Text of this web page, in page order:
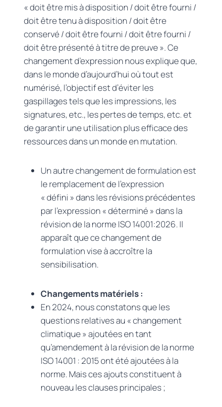
« doit être mis à disposition / doit être fourni /
doit être tenu à disposition / doit être
conservé / doit être fourni / doit être fourni /
doit être présenté à titre de preuve ». Ce
changement d’expression nous explique que,
dans le monde d’aujourd’hui où tout est
numérisé, l’objectif est d’éviter les
gaspillages tels que les impressions, les
signatures, etc., les pertes de temps, etc. et
de garantir une utilisation plus efficace des
ressources dans un monde en mutation.
Un autre changement de formulation est
le remplacement de l’expression
« défini » dans les révisions précédentes
par l’expression « déterminé » dans la
révision de la norme ISO 14001:2026. Il
apparaît que ce changement de
formulation vise à accroître la
sensibilisation.
Changements matériels :
En 2024, nous constatons que les
questions relatives au « changement
climatique » ajoutées en tant
qu’amendement à la révision de la norme
ISO 14001 : 2015 ont été ajoutées à la
norme. Mais ces ajouts constituent à
nouveau les clauses principales ;